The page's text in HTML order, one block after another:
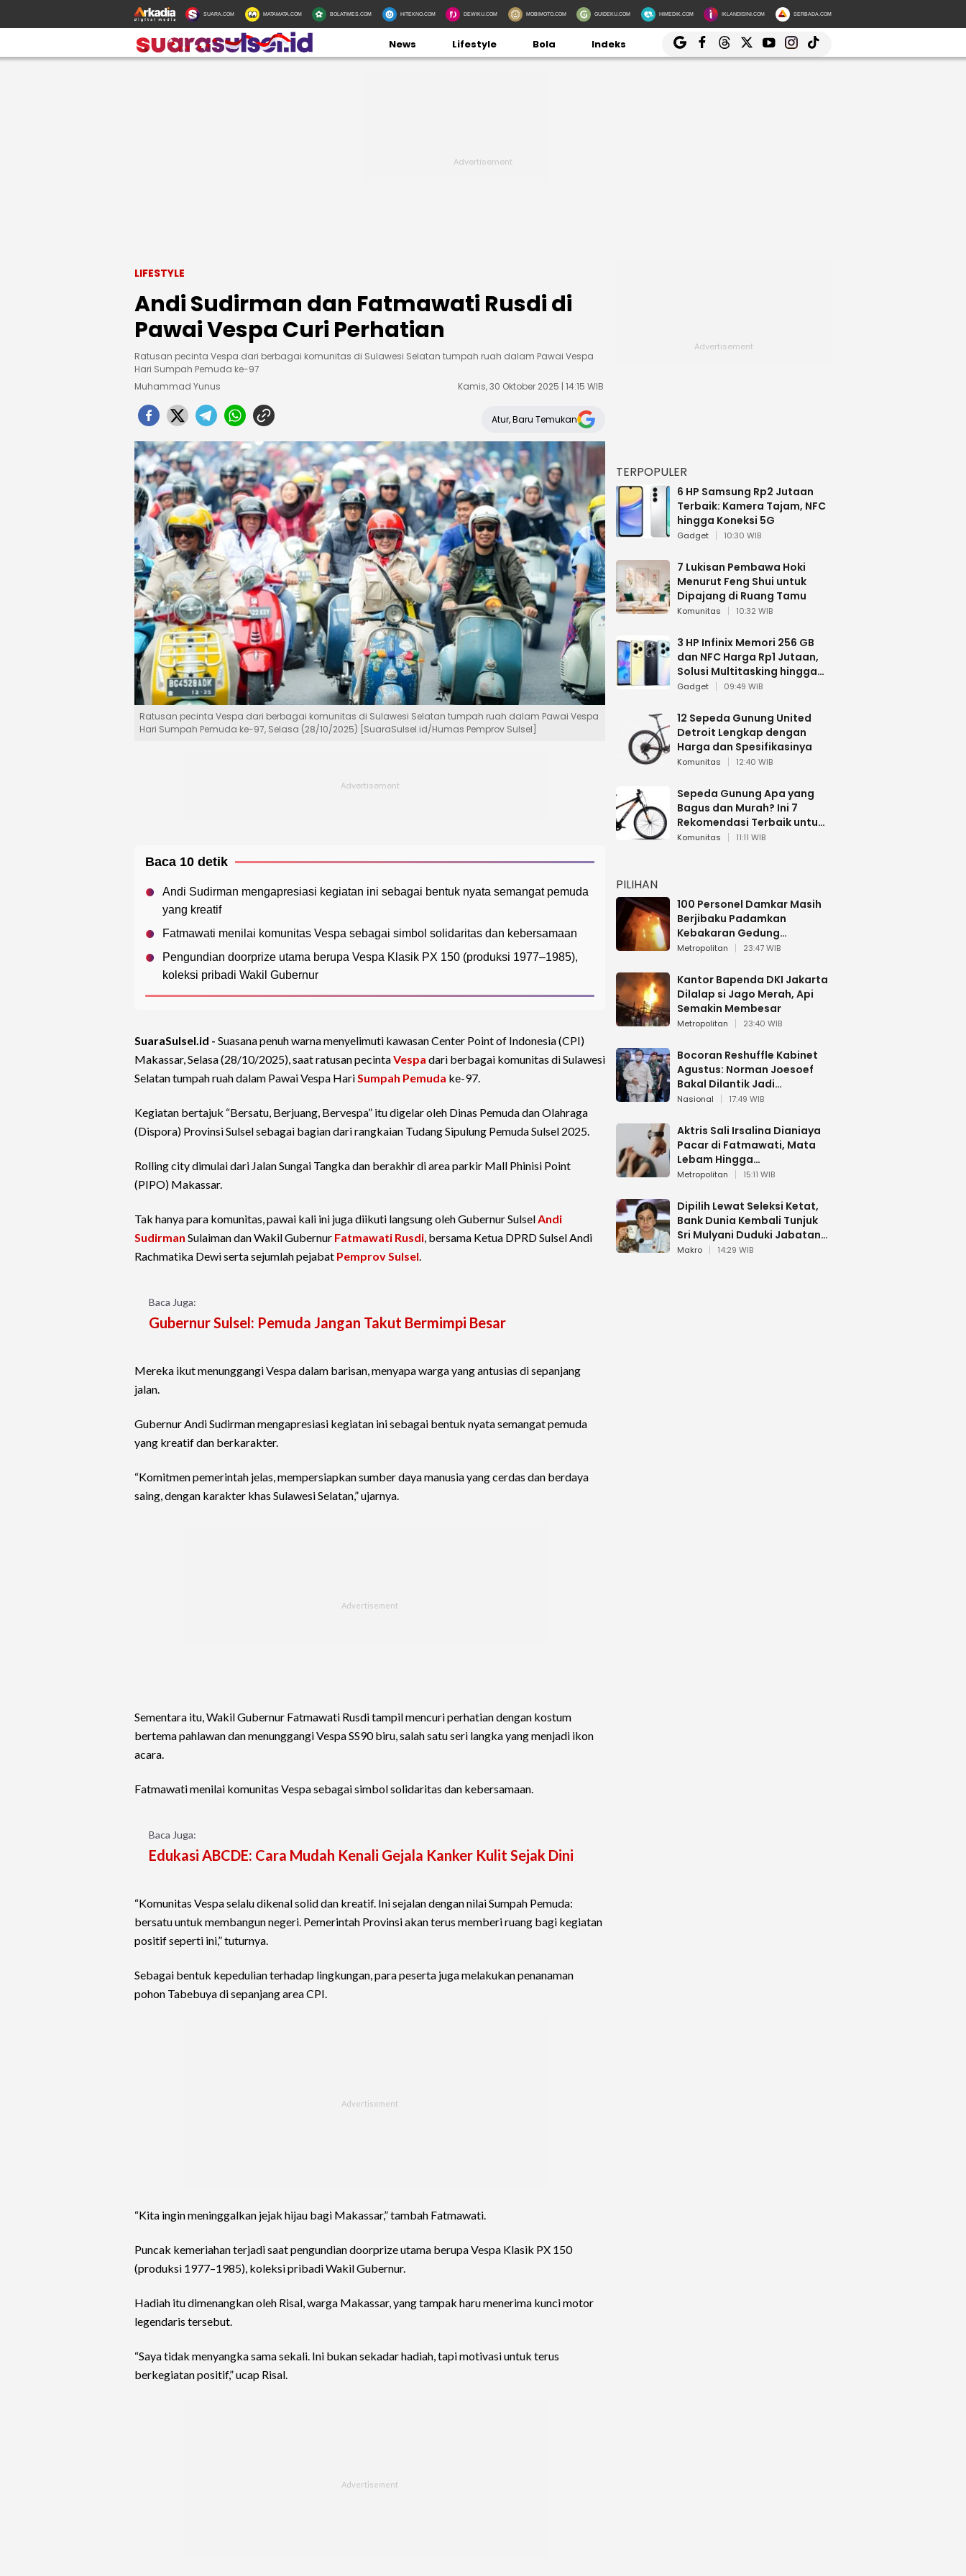
SUARA.COM MATAMATA.COM BOLATIMES.COM HITEKNO.COM DEWIKU.COM MOBIMOTO.COM GUIDEKU.COM HIMEDIK.COM IKLANDISINI.COM SERBADA.COM
News Lifestyle Bola Indeks
LIFESTYLE
Andi Sudirman dan Fatmawati Rusdi di
Pawai Vespa Curi Perhatian
Ratusan pecinta Vespa dari berbagai komunitas di Sulawesi Selatan tumpah ruah dalam Pawai Vespa
Hari Sumpah Pemuda ke-97
Muhammad Yunus
Kamis, 30 Oktober 2025 | 14:15 WIB
Atur, Baru Temukan
Ratusan pecinta Vespa dari berbagai komunitas di Sulawesi Selatan tumpah ruah dalam Pawai Vespa
Hari Sumpah Pemuda ke-97, Selasa (28/10/2025) [SuaraSulsel.id/Humas Pemprov Sulsel]
Baca 10 detik
Andi Sudirman mengapresiasi kegiatan ini sebagai bentuk nyata semangat pemuda
yang kreatif
Fatmawati menilai komunitas Vespa sebagai simbol solidaritas dan kebersamaan
Pengundian doorprize utama berupa Vespa Klasik PX 150 (produksi 1977–1985),
koleksi pribadi Wakil Gubernur
SuaraSulsel.id - Suasana penuh warna menyelimuti kawasan Center Point of Indonesia (CPI)
Makassar, Selasa (28/10/2025), saat ratusan pecintaVespa dari berbagai komunitas di Sulawesi
Selatan tumpah ruah dalam Pawai Vespa HariSumpah Pemuda ke-97.
Kegiatan bertajuk “Bersatu, Berjuang, Bervespa” itu digelar oleh Dinas Pemuda dan Olahraga
(Dispora) Provinsi Sulsel sebagai bagian dari rangkaian Tudang Sipulung Pemuda Sulsel 2025.
Rolling city dimulai dari Jalan Sungai Tangka dan berakhir di area parkir Mall Phinisi Point
(PIPO) Makassar.
Tak hanya para komunitas, pawai kali ini juga diikuti langsung oleh Gubernur SulselAndi
Sudirman Sulaiman dan Wakil Gubernur Fatmawati Rusdi, bersama Ketua DPRD Sulsel Andi
Rachmatika Dewi serta sejumlah pejabat Pemprov Sulsel.
Baca Juga:
Gubernur Sulsel: Pemuda Jangan Takut Bermimpi Besar
Mereka ikut menunggangi Vespa dalam barisan, menyapa warga yang antusias di sepanjang
jalan.
Gubernur Andi Sudirman mengapresiasi kegiatan ini sebagai bentuk nyata semangat pemuda
yang kreatif dan berkarakter.
“Komitmen pemerintah jelas, mempersiapkan sumber daya manusia yang cerdas dan berdaya
saing, dengan karakter khas Sulawesi Selatan,” ujarnya.
Sementara itu, Wakil Gubernur Fatmawati Rusdi tampil mencuri perhatian dengan kostum
bertema pahlawan dan menunggangi Vespa SS90 biru, salah satu seri langka yang menjadi ikon
acara.
Fatmawati menilai komunitas Vespa sebagai simbol solidaritas dan kebersamaan.
Baca Juga:
Edukasi ABCDE: Cara Mudah Kenali Gejala Kanker Kulit Sejak Dini
“Komunitas Vespa selalu dikenal solid dan kreatif. Ini sejalan dengan nilai Sumpah Pemuda:
bersatu untuk membangun negeri. Pemerintah Provinsi akan terus memberi ruang bagi kegiatan
positif seperti ini,” tuturnya.
Sebagai bentuk kepedulian terhadap lingkungan, para peserta juga melakukan penanaman
pohon Tabebuya di sepanjang area CPI.
“Kita ingin meninggalkan jejak hijau bagi Makassar,” tambah Fatmawati.
Puncak kemeriahan terjadi saat pengundian doorprize utama berupa Vespa Klasik PX 150
(produksi 1977–1985), koleksi pribadi Wakil Gubernur.
Hadiah itu dimenangkan oleh Risal, warga Makassar, yang tampak haru menerima kunci motor
legendaris tersebut.
“Saya tidak menyangka sama sekali. Ini bukan sekadar hadiah, tapi motivasi untuk terus
berkegiatan positif,” ucap Risal.
TERPOPULER
6 HP Samsung Rp2 Jutaan
Terbaik: Kamera Tajam, NFC
hingga Koneksi 5G
Gadget 10:30 WIB
7 Lukisan Pembawa Hoki
Menurut Feng Shui untuk
Dipajang di Ruang Tamu
Komunitas 10:32 WIB
3 HP Infinix Memori 256 GB
dan NFC Harga Rp1 Jutaan,
Solusi Multitasking hingga
Gaming
Gadget 09:49 WIB
12 Sepeda Gunung United
Detroit Lengkap dengan
Harga dan Spesifikasinya
Komunitas 12:40 WIB
Sepeda Gunung Apa yang
Bagus dan Murah? Ini 7
Rekomendasi Terbaik untuk
Pemula
Komunitas 11:11 WIB
PILIHAN
100 Personel Damkar Masih
Berjibaku Padamkan
Kebakaran Gedung
Bapenda DKI
Metropolitan 23:47 WIB
Kantor Bapenda DKI Jakarta
Dilalap si Jago Merah, Api
Semakin Membesar
Metropolitan 23:40 WIB
Bocoran Reshuffle Kabinet
Agustus: Norman Joesoef
Bakal Dilantik Jadi
Wamenhan RI
Nasional 17:49 WIB
Aktris Sali Irsalina Dianiaya
Pacar di Fatmawati, Mata
Lebam Hingga
Diselamatkan Polantas
Metropolitan 15:11 WIB
Dipilih Lewat Seleksi Ketat,
Bank Dunia Kembali Tunjuk
Sri Mulyani Duduki Jabatan
Strategis
Makro 14:29 WIB